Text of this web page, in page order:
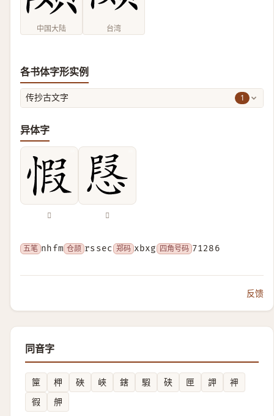
中国大陆 台湾
各书体字形实例
传抄古文字 1
异体字
𢝄 𢝅
五笔 nhfm 仓颉 rssec 郑码 xbxg 四角号码 71286
反馈
同音字
筪 柙 硤 峽 鎋 騢 硖 匣 䛅
䘥
徦
舺